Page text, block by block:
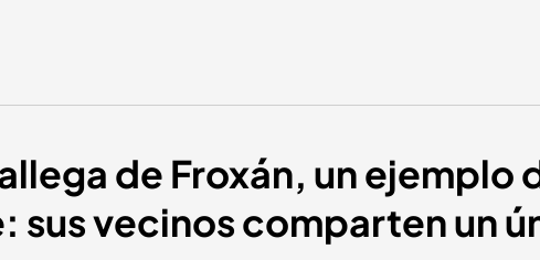
de Froxán, un ejemplo
sus vecinos comparten un